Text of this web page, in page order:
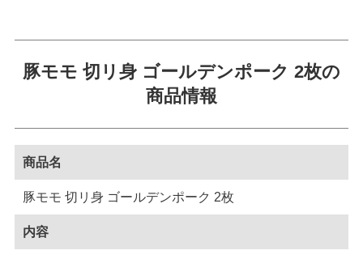
豚モモ 切リ身 ゴールデンポーク 2枚の
商品情報
商品名
豚モモ 切リ身 ゴールデンポーク 2枚
内容